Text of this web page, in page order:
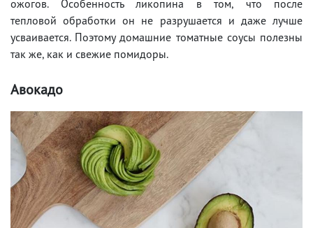
ожогов. Особенность ликопина в том, что после
тепловой обработки он не разрушается и даже лучше
усваивается. Поэтому домашние томатные соусы полезны
так же, как и свежие помидоры.
Авокадо